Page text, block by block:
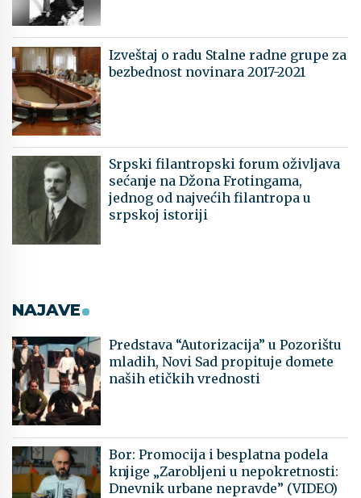
Izveštaj o radu Stalne radne grupe za
bezbednost novinara 2017-2021
Srpski filantropski forum oživljava
sećanje na Džona Frotingama,
jednog od najvećih filantropa u
srpskoj istoriji
NAJAVE
Predstava “Autorizacija” u Pozorištu
mladih, Novi Sad propituje domete
naših etičkih vrednosti
Bor: Promocija i besplatna podela
knjige „Zarobljeni u nepokretnosti:
Dnevnik urbane nepravde” (VIDEO)